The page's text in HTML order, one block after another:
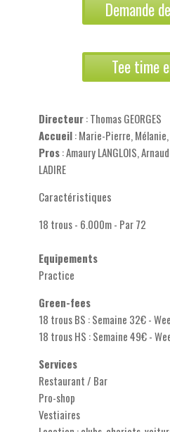
Demande
Tee time
Directeur: Thomas GEORGES
Accueil: Marie-Pierre,
Pros: Amaury LANGLOIS,
LADIRE
Caractéristiques
18 trous - 6.000m - Par 72
Equipements
Practice
Green-fees
18 trous BS : Semaine 32€ -
18 trous HS : Semaine 49€ -
Services
Restaurant / Bar
Pro-shop
Vestiaires